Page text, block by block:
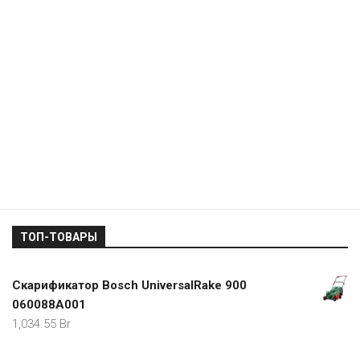
ТОП-ТОВАРЫ
Скарификатор Bosch UniversalRake 900
060088A001
1,034.55 Br